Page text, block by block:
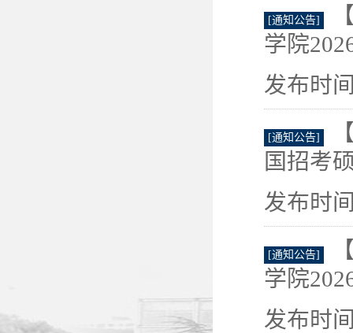
[通知公告]
学院
发布时
[通知公告]
国招考
发布时
[通知公告]
学院
发布时